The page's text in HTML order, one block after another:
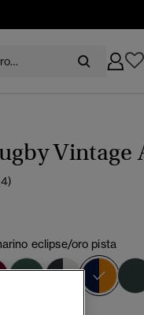
Vintage
eclipse/oro pista